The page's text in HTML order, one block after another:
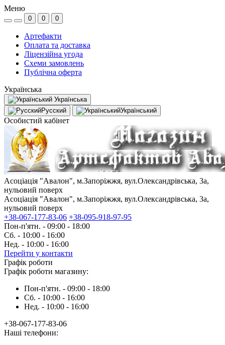
Меню
0 0 0
Артефакти
Оплата та доставка
Ліцензійна угода
Схеми замовлень
Публічна оферта
Українська
Українська
Русский
Український
Особистий кабінет
Асоціація "Авалон", м.Запоріжжя, вул.Олександрівська, 3а,
нульовий поверх
Асоціація "Авалон", м.Запоріжжя, вул.Олександрівська, 3а,
нульовий поверх
+38-067-177-83-06 +38-095-918-97-95
Пон-п'ятн. - 09:00 - 18:00
Сб. - 10:00 - 16:00
Нед. - 10:00 - 16:00
Перейти у контакти
Графік роботи
Графік роботи магазину:
Пон-п'ятн. - 09:00 - 18:00
Сб. - 10:00 - 16:00
Нед. - 10:00 - 16:00
+38-067-177-83-06
Наші телефони: